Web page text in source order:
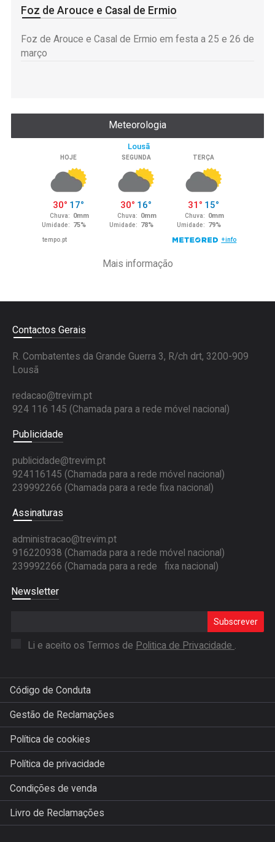
Foz de Arouce e Casal de Ermio
Foz de Arouce e Casal de Ermio em festa a 25 e 26 de
março
Meteorologia
Mais informação
Contactos Gerais
R. Combatentes da Grande Guerra 3, R/ch drt, 3200-909
Lousã
redacao@trevim.pt
924 116 145 (Chamada para a rede móvel nacional)
Publicidade
publicidade@trevim.pt
924116145 (Chamada para a rede móvel nacional)
239992266 (Chamada para a rede fixa nacional)
Assinaturas
administracao@trevim.pt
916220938 (Chamada para a rede móvel nacional)
239992266 (Chamada para a rede fixa nacional)
Newsletter
Subscrever
Li e aceito os Termos de Politica de Privacidade .
Código de Conduta
Gestão de Reclamações
Política de cookies
Política de privacidade
Condições de venda
Livro de Reclamações